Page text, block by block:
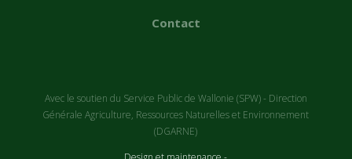
Contact
Avec le soutien du Service Public de Wallonie (SPW) - Direction
Générale Agriculture, Ressources Naturelles et Environnement
(DGARNE)